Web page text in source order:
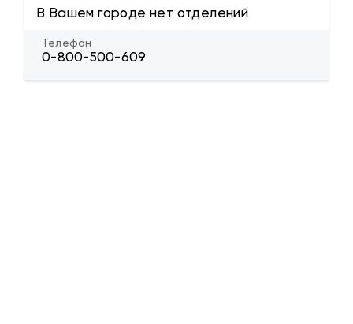
В Вашем городе нет отделений
Телефон
0-800-500-609